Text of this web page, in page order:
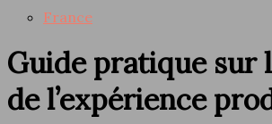
France
Guide pratique sur
de l’expérience